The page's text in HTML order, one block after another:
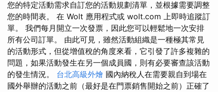
您的特定活動需求自訂您的活動規劃清單，並根據需要調整
您的時間表。 在 Wolt 應用程式或 wolt.com 上即時追蹤訂
單。 我們每月開立一次發票，因此您可以輕鬆地一次安排
所有公司訂單。 由此可見，雖然活動組織是一種極其常見
的活動形式，但從增值稅的角度來看，它引發了許多複雜的
問題，如果活動發生在另一個成員國，則有必要審查該活動
的發生情況。 台北高級外燴 國內納稅人在需要親自到場在
國外舉辦的活動之前（最好是在門票銷售開始之前）正確了